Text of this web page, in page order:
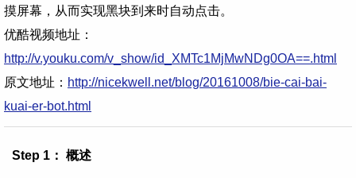
摸屏幕，从而实现黑块到来时自动点击。
优酷视频地址：
http://v.youku.com/v_show/id_XMTc1MjMwNDg0OA==.html
原文地址： http://nicekwell.net/blog/20161008/bie-cai-bai-
kuai-er-bot.html
Step 1： 概述